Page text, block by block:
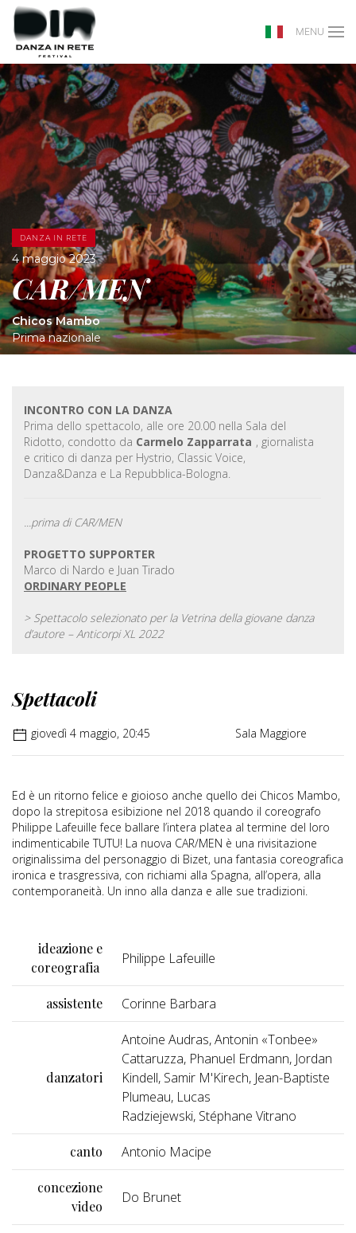
MENU
DANZA IN RETE
4 maggio 2023
CAR/MEN
Chicos Mambo
Prima nazionale
INCONTRO CON LA DANZA
Prima dello spettacolo, alle ore 20.00 nella Sala del
Ridotto, condotto da Carmelo Zapparrata , giornalista
e critico di danza per Hystrio, Classic Voice,
Danza&Danza e La Repubblica-Bologna.
...prima di CAR/MEN
PROGETTO SUPPORTER
Marco di Nardo e Juan Tirado
ORDINARY PEOPLE
> Spettacolo selezionato per la Vetrina della giovane danza
d’autore – Anticorpi XL 2022
Spettacoli
giovedì 4 maggio, 20:45 Sala Maggiore
Ed è un ritorno felice e gioioso anche quello dei Chicos Mambo,
dopo la strepitosa esibizione nel 2018 quando il coreografo
Philippe Lafeuille fece ballare l’intera platea al termine del loro
indimenticabile TUTU! La nuova CAR/MEN è una rivisitazione
originalissima del personaggio di Bizet, una fantasia coreografica
ironica e trasgressiva, con richiami alla Spagna, all’opera, alla
contemporaneità. Un inno alla danza e alle sue tradizioni.
ideazione e
coreografia
Philippe Lafeuille
assistente Corinne Barbara
danzatori
Antoine Audras, Antonin «Tonbee»
Cattaruzza, Phanuel Erdmann, Jordan
Kindell, Samir M'Kirech, Jean-Baptiste
Plumeau, Lucas
Radziejewski, Stéphane Vitrano
canto Antonio Macipe
concezione
video
Do Brunet